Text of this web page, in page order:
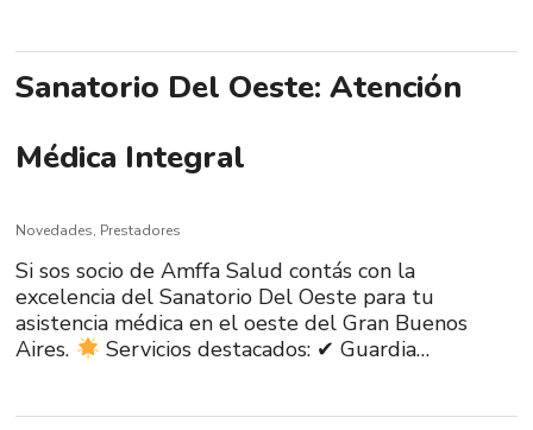
Sanatorio Del Oeste: Atención
Médica Integral
Novedades, Prestadores
Si sos socio de Amffa Salud contás con la
excelencia del Sanatorio Del Oeste para tu
asistencia médica en el oeste del Gran Buenos
Aires.
Servicios destacados: ✔ Guardia…